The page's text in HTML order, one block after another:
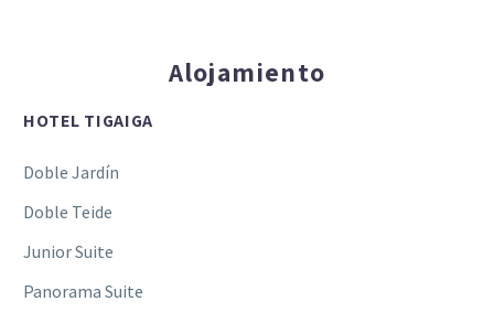
Alojamiento
HOTEL TIGAIGA
Doble Jardín
Doble Teide
Junior Suite
Panorama Suite